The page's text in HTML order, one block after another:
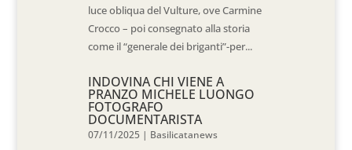
luce obliqua del Vulture, ove Carmine
Crocco – poi consegnato alla storia
come il “generale dei briganti”-per...
INDOVINA CHI VIENE A
PRANZO MICHELE LUONGO
FOTOGRAFO
DOCUMENTARISTA
07/11/2025 | Basilicatanews